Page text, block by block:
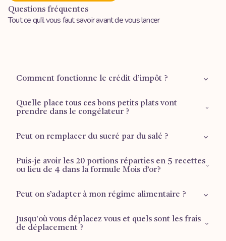
Questions fréquentes
Tout ce qu'il vous faut savoir avant de vous lancer
Comment fonctionne le crédit d’impôt ?
Retrouvez plus d'informations sur lapage dédiée
Quelle place tous ces bons petits plats vont
prendre dans le congélateur ?
1 tiroir ½ pour les plus grandes formules (Mois d’or et
Peut on remplacer du sucré par du salé ?
Malheureusement ce n’est pas possible car faire des
fondants au chocolat et faire un tajine ne prend pas le
même temps ni n’a le même coût. Si tu souhaites une
formule 100% portions salées c’est la formule “Reprise du
Puis-je avoir les 20 portions réparties en 5 recettes
ou lieu de 4 dans la formule Mois d’or?
Si tu veux 5 recettes différentes, il faut basculer sur la
bien 5 recettes salées de 4 portions. Sinon, cela ne rentre
pas en terme d’organisation (le nombre de feux utilisés, la
Peut on s’adapter à mon régime alimentaire ?
La réponse sera toujours OUI, cela fait partie des valeurs de
Curcumamas.
Jusqu'où vous déplacez vous et quels sont les frais
de déplacement ?